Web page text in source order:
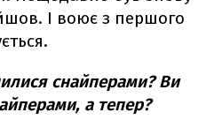
І воює з першого
снайперами? Ви
а тепер?